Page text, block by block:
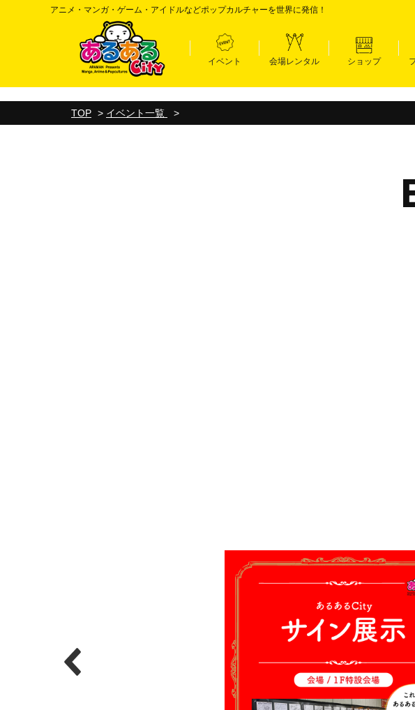
アニメ・マンガ・ゲーム・アイドルなどポップカルチャーを世界に発信！
イベント 会場レンタル ショップ
TOP > イベント一覧 >